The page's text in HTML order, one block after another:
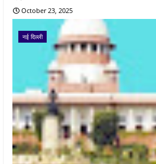
October 23, 2025
नई दिल्ली